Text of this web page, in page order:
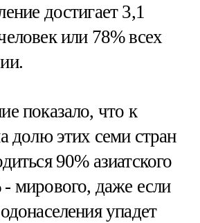
достигает 3,1
или 78% всех
показало, что к
долю этих семи стран
90% азиатского
мирового, даже если
упадет